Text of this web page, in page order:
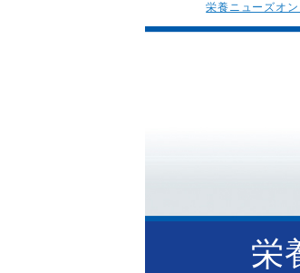
企業
急性期
栄養ニューズオン
栄